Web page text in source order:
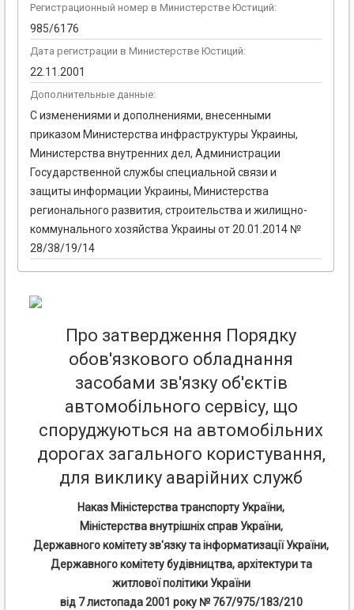
Регистрационный номер в Министерстве Юстиций:
985/6176
Дата регистрации в Министерстве Юстиций:
22.11.2001
Дополнительные данные:
С изменениями и дополнениями, внесенными
приказом Министерства инфраструктуры Украины,
Министерства внутренних дел, Администрации
Государственной службы специальной связи и
защиты информации Украины, Министерства
регионального развития, строительства и жилищно-
коммунального хозяйства Украины от 20.01.2014 №
28/38/19/14
Про затвердження Порядку
обов'язкового обладнання
засобами зв'язку об'єктів
автомобільного сервісу, що
споруджуються на автомобільних
дорогах загального користування,
для виклику аварійних служб
Наказ Міністерства транспорту України,
Міністерства внутрішніх справ України,
Державного комітету зв'язку та інформатизації України,
Державного комітету будівництва, архітектури та
житлової політики України
від 7 листопада 2001 року № 767/975/183/210